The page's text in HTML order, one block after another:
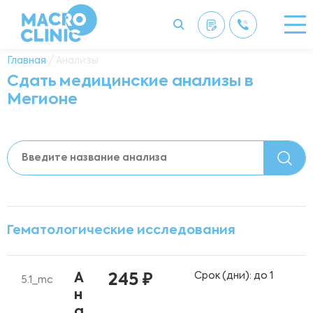
Главная / Анализы
Сдать медицинские анализы в
Мегионе
Гематологические исследования
5.1_mc
А
н
245 ₽ Срок (дни): до 1